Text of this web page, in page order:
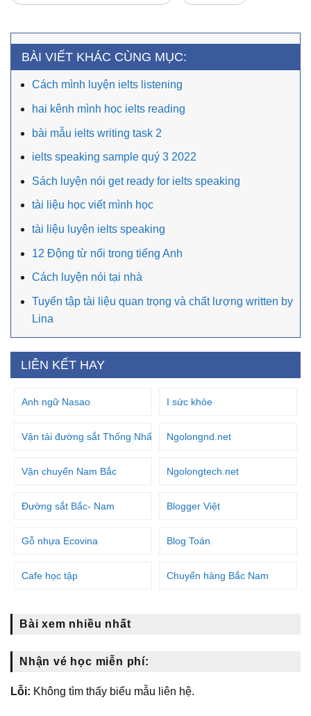
BÀI VIẾT KHÁC CÙNG MỤC:
Cách mình luyện ielts listening
hai kênh mình học ielts reading
bài mẫu ielts writing task 2
ielts speaking sample quý 3 2022
Sách luyện nói get ready for ielts speaking
tài liệu học viết mình học
tài liệu luyện ielts speaking
12 Động từ nối trong tiếng Anh
Cách luyện nói tại nhà
Tuyển tập tài liệu quan trọng và chất lượng written by
Lina
LIÊN KẾT HAY
Anh ngữ Nasao I sức khỏe
Vận tải đường sắt Thống Nhất Ngolongnd.net
Vận chuyển Nam Bắc Ngolongtech.net
Đường sắt Bắc- Nam Blogger Việt
Gỗ nhựa Ecovina Blog Toán
Cafe học tập Chuyển hàng Bắc Nam
Bài xem nhiều nhất
Nhận vé học miễn phí:
Lỗi: Không tìm thấy biểu mẫu liên hệ.